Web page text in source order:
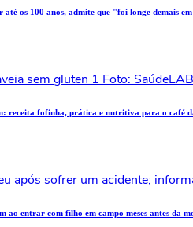
os 100 anos, admite que "foi longe demais
receita fofinha, prática e nutritiva para o café
ao entrar com filho em campo meses antes da